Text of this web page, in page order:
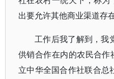
出要允许其他商业渠道存
工作后我了解到，我
供销合作在内的农民合
立中华全国合作社联合总